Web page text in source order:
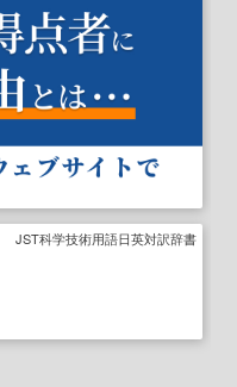
JST科学技術用語日英対訳辞書